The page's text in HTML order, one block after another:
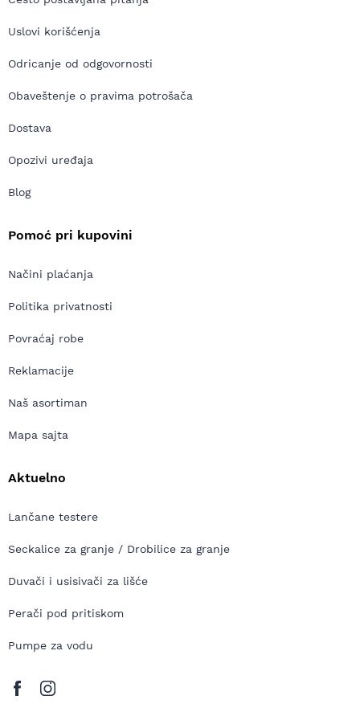
Uslovi korišćenja
Odricanje od odgovornosti
Obaveštenje o pravima potrošača
Dostava
Opozivi uređaja
Blog
Pomoć pri kupovini
Načini plaćanja
Politika privatnosti
Povraćaj robe
Reklamacije
Naš asortiman
Mapa sajta
Aktuelno
Lančane testere
Seckalice za granje / Drobilice za granje
Duvači i usisivači za lišće
Perači pod pritiskom
Pumpe za vodu